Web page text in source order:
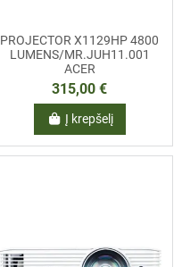
PROJECTOR X1129HP 4800
LUMENS/MR.JUH11.001
ACER
315,00 €
Į krepšelį